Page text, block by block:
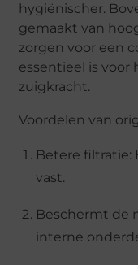
hygiënischer.
gemaakt van
zorgen voor een
essentieel is voor
zuigkracht.
Voordelen van
Betere filtratie:
vast.
Beschermt de
interne